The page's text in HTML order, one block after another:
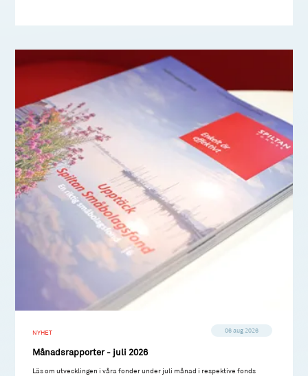
NYHET 06 aug 2026
Månadsrapporter - juli 2026
Läs om utvecklingen i våra fonder under juli månad i respektive fonds